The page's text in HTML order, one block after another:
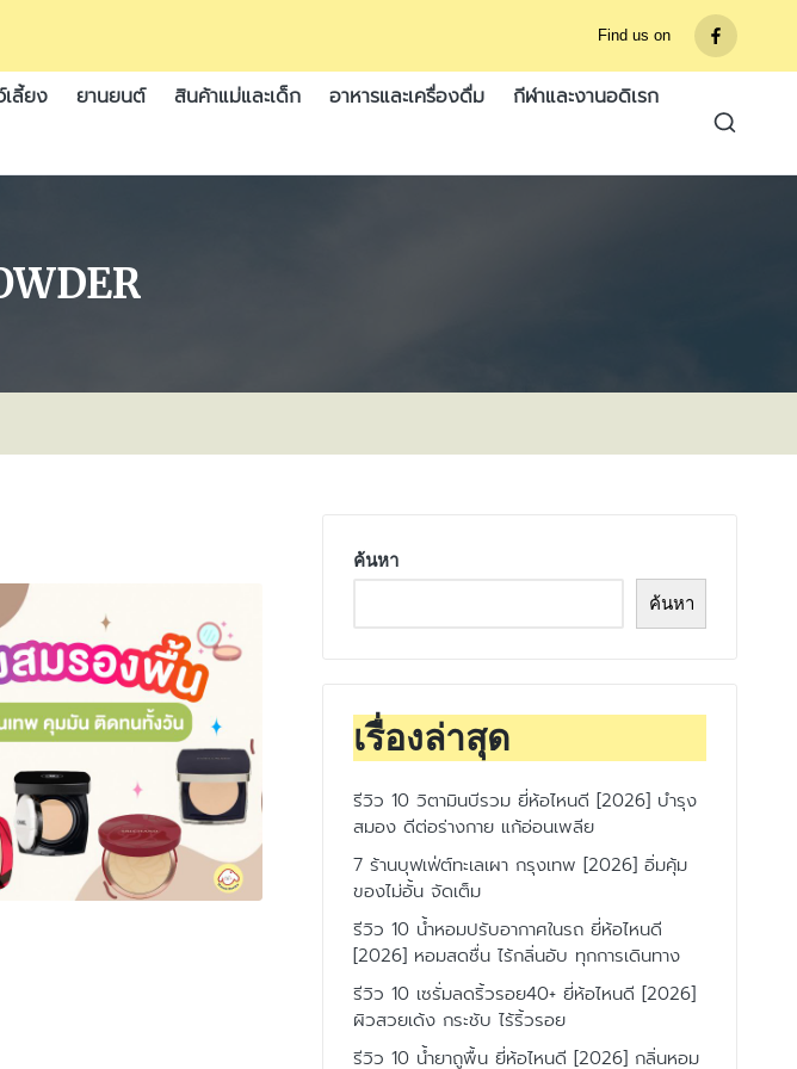
Find us on
รายการ
เมนู
ลี้ยง ยานยนต์ สินค้าแม่และเด็ก อาหารและเครื่องดื่ม
กีฬาและงานอดิเรก
ค้นหา
ค้นหา
เรื่องล่าสุด
รีวิว 10 วิตามินบีรวม ยี่ห้อไหนดี [2026] บำรุง
สมอง ดีต่อร่างกาย แก้อ่อนเพลีย
7 ร้านบุฟเฟ่ต์ทะเลเผา กรุงเทพ [2026] อิ่มคุ้ม
ของไม่อั้น จัดเต็ม
รีวิว 10 น้ำหอมปรับอากาศในรถ ยี่ห้อไหนดี
[2026] หอมสดชื่น ไร้กลิ่นอับ ทุกการเดินทาง
รีวิว 10 เซรั่มลดริ้วรอย40+ ยี่ห้อไหนดี [2026]
ผิวสวยเด้ง กระชับ ไร้ริ้วรอย
รีวิว 10 น้ำยาถูพื้น ยี่ห้อไหนดี [2026] กลิ่นหอม